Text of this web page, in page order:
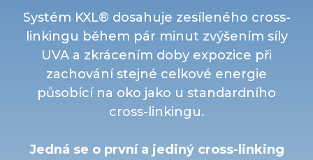
Systém KXL® dosahuje zesíleného cross-
linkingu během pár minut zvýšením síly
UVA a zkrácením doby expozice při
zachování stejné celkové energie
působící na oko jako u standardního
cross-linkingu.
Jedná se o první a jediný cross-linking